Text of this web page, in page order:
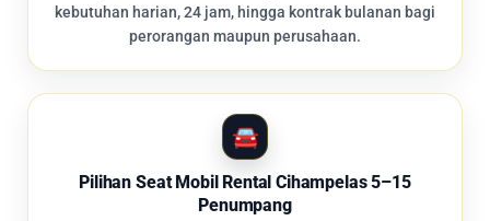
kebutuhan harian, 24 jam, hingga kontrak bulanan bagi
perorangan maupun perusahaan.
Pilihan Seat Mobil Rental Cihampelas 5–15
Penumpang